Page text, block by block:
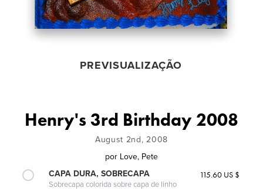
PREVISUALIZAÇÃO
Henry's 3rd Birthday 2008
August 2nd, 2008
por Love, Pete
CAPA DURA, SOBRECAPA
Sobrecapa colorida sobre capa de linho
115.60 US $